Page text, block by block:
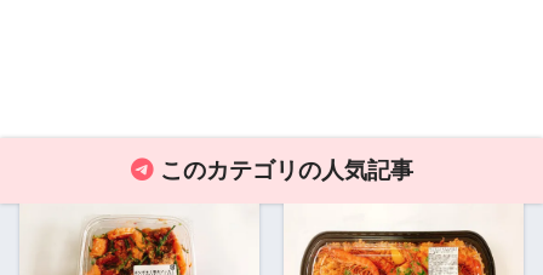
このカテゴリの人気記事